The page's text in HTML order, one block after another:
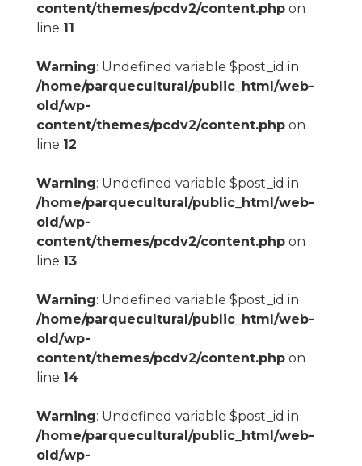
content/themes/pcdv2/content.phpon
line 11
Warning: Undefined variable $post_id in
/home/parquecultural/public_html/web-
old/wp-
content/themes/pcdv2/content.phpon
line 12
Warning: Undefined variable $post_id in
/home/parquecultural/public_html/web-
old/wp-
content/themes/pcdv2/content.phpon
line 13
Warning: Undefined variable $post_id in
/home/parquecultural/public_html/web-
old/wp-
content/themes/pcdv2/content.phpon
line 14
Warning: Undefined variable $post_id in
/home/parquecultural/public_html/web-
old/wp-